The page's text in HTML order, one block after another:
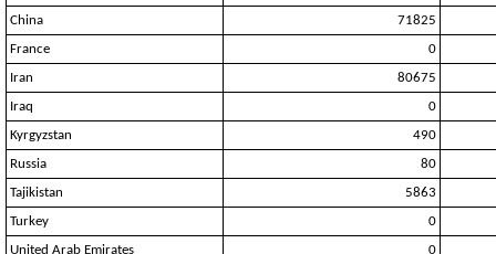
China
71825
France
0
Iran
80675
Iraq
0
Kyrgyzstan
490
Russia
80
Tajikistan
5863
Turkey
0
United Arab Emirates
0